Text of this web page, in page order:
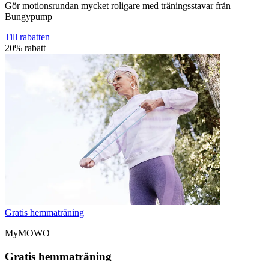
Gör motionsrundan mycket roligare med träningsstavar från
Bungypump
Till rabatten
20% rabatt
Gratis hemmaträning
MyMOWO
Gratis hemmaträning